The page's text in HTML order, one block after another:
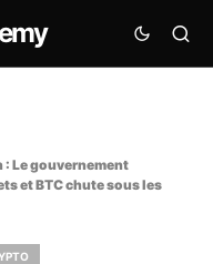
: Le gouvernement
et BTC chute sous les